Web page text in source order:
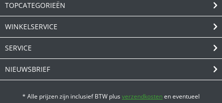
TOPCATEGORIEËN
WINKELSERVICE
SERVICE
NIEUWSBRIEF
* Alle prijzen zijn inclusief BTW plusverzendkostenen eventueel